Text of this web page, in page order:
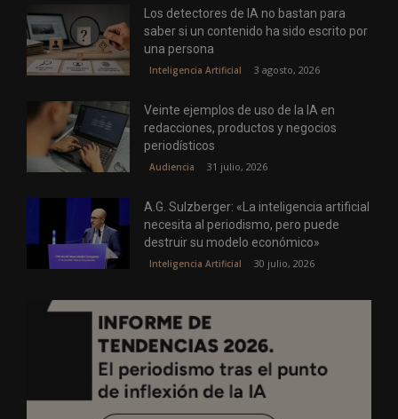
Los detectores de IA no bastan para
saber si un contenido ha sido escrito por
una persona
Inteligencia Artificial 3 agosto, 2026
Veinte ejemplos de uso de la IA en
redacciones, productos y negocios
periodísticos
Audiencia 31 julio, 2026
A.G. Sulzberger: «La inteligencia artificial
necesita al periodismo, pero puede
destruir su modelo económico»
Inteligencia Artificial 30 julio, 2026